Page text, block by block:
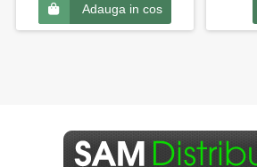
Adauga in cos